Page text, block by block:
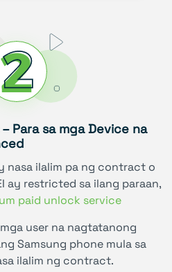
Para sa mga Device na
nasa ilalim pa ng contract o
ay restricted sa ilang paraan,
paid unlock service
user na nagtatanong
Samsung phone mula sa
ilalim ng contract.